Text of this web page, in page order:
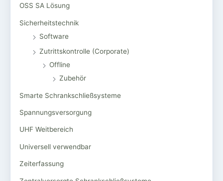
OSS SA Lösung
Sicherheitstechnik
Software
Zutrittskontrolle (Corporate)
Offline
Zubehör
Smarte Schrankschließsysteme
Spannungsversorgung
UHF Weitbereich
Universell verwendbar
Zeiterfassung